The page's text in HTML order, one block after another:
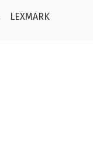
LEXMARK